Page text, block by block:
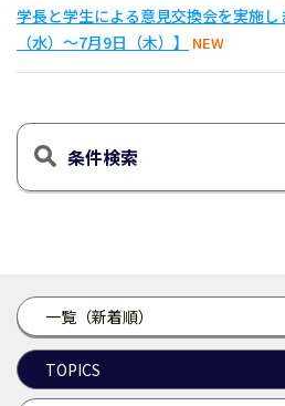
一覧（新着順）
TOPICS
学長と学生による意見交換会を実施し
（水）～7月9日（木）】
NEW
条件検索